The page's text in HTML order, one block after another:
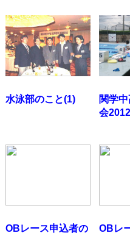
水泳部のこと(1)
関学
会2012
OBレース申込者の
OBレ